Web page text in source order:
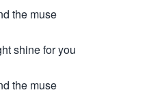
the muse
shine for you
the muse